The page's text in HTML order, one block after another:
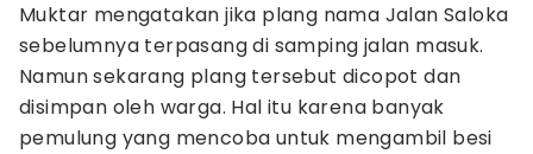
Muktar mengatakan jika plang nama Jalan Saloka
sebelumnya terpasang di samping jalan masuk.
Namun sekarang plang tersebut dicopot dan
disimpan oleh warga. Hal itu karena banyak
pemulung yang mencoba untuk mengambil besi